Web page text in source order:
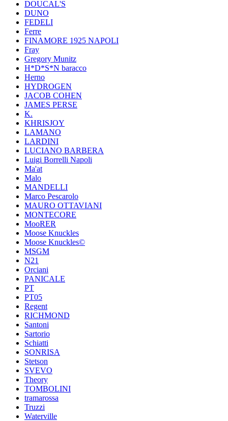
DOUCAL'S
DUNO
FEDELI
Ferre
FINAMORE 1925 NAPOLI
Fray
Gregory Munitz
H*D*S*N baracco
Herno
HYDROGEN
JACOB COHEN
JAMES PERSE
K.
KHRISJOY
LAMANO
LARDINI
LUCIANO BARBERA
Luigi Borrelli Napoli
Ma'at
Malo
MANDELLI
Marco Pescarolo
MAURO OTTAVIANI
MONTECORE
MooRER
Moose Knuckles
Moose Knuckles©️
MSGM
N21
Orciani
PANICALE
PT
PT05
Regent
RICHMOND
Santoni
Sartorio
Schiatti
SONRISA
Stetson
SVEVO
Theory
TOMBOLINI
tramarossa
Truzzi
Waterville